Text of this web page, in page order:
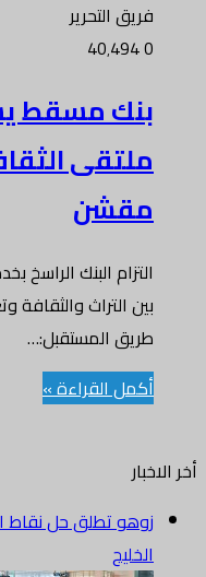
فريق التحرير
0
بنك مسقط
ملتقى
مقشن
التزام البنك
بين التراث والثقافة
طريق المستقبل:…
أكمل القراءة »
أخر الاخبار
الخليج